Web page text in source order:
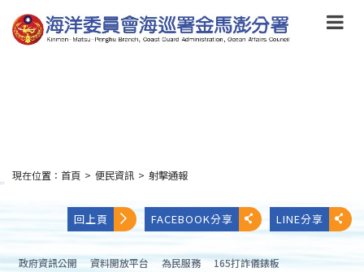
到
主
要
:::
現在位置： 首頁 > 便民資訊 > 射擊通報
回上頁 FACEBOOK分享 LINE分享
政府資訊公開 資料開放平台 為民服務 165打詐儀錶板